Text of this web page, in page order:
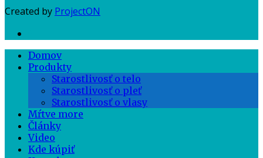
Created by ProjectON
Domov
Produkty
Starostlivosť o telo
Starostlivosť o pleť
Starostlivosť o vlasy
Mŕtve more
Články
Video
Kde kúpiť